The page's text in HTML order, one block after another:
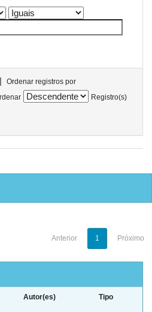
|
Ordenar registros por
Registro(s)
Anterior 1 Próximo
Autor(es) Tipo